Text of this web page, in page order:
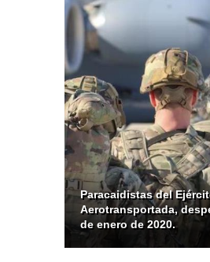
Paracaidistas del
Aerotransportada,
de enero de 2020.